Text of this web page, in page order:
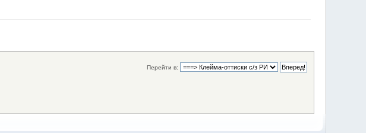
Перейти в: